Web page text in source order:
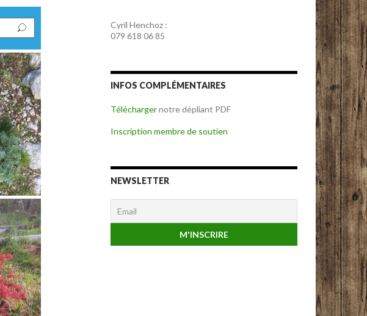
Cyril Henchoz :
079 618 06 85
INFOS COMPLÉMENTAIRES
Téléchargernotre dépliant PDF
Inscription membre de soutien
NEWSLETTER